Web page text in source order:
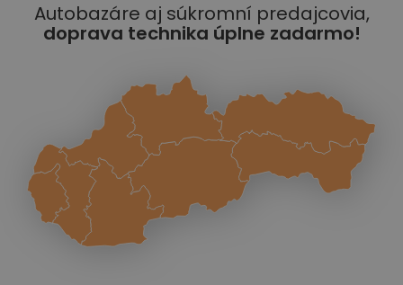
Autobazáre aj súkromní predajcovia,
doprava technika úplne zadarmo!